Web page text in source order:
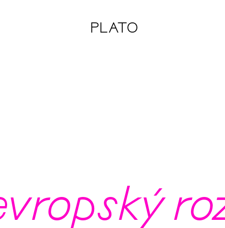
PLATO